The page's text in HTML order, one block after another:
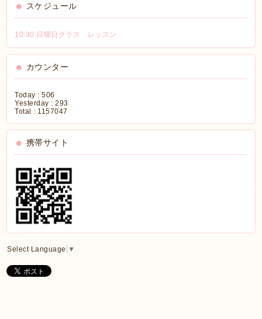
スケジュール
10:30 日曜日クラス レッスン
カウンター
Today :506
Yesterday :293
Total : 1157047
携帯サイト
Select Language ▼